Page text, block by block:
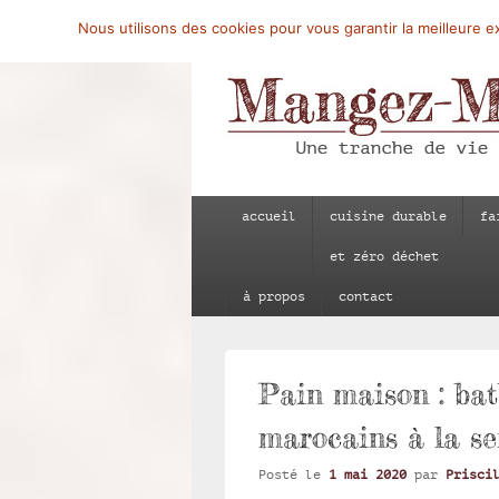
Mangez-Moi.fr
accueil cuisine durable
et zéro déchet
à propos contact
Pain maison :
marocains à la
Posté le 1 mai 2020 par
Nous utilisons des cookies pour vous garantir la meilleure